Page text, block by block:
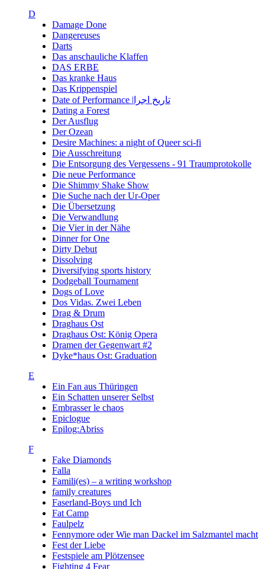
D
Damage Done
Dangereuses
Darts
Das anschauliche Klaffen
DAS ERBE
Das kranke Haus
Das Krippenspiel
Date of Performance |تاریخ اجرا
Dating a Forest
Der Ausflug
Der Ozean
Desire Machines: a night of Queer sci-fi
Die Ausschreitung
Die Entsorgung des Vergessens - 91 Traumprotokolle
Die neue Performance
Die Shimmy Shake Show
Die Suche nach der Ur-Oper
Die Übersetzung
Die Verwandlung
Die Vier in der Nähe
Dinner for One
Dirty Debut
Dissolving
Diversifying sports history
Dodgeball Tournament
Dogs of Love
Dos Vidas. Zwei Leben
Drag & Drum
Draghaus Ost
Draghaus Ost: König Opera
Dramen der Gegenwart #2
Dyke*haus Ost: Graduation
E
Ein Fan aus Thüringen
Ein Schatten unserer Selbst
Embrasser le chaos
Epiclogue
Epilog:Abriss
F
Fake Diamonds
Falla
Famili(es) – a writing workshop
family creatures
Faserland-Boys und Ich
Fat Camp
Faulpelz
Fennymore oder Wie man Dackel im Salzmantel macht
Fest der Liebe
Festspiele am Plötzensee
Fighting 4 Fear